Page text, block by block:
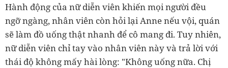
Hành động của nữ diễn viên khiến mọi người đều
ngỡ ngàng, nhân viên còn hỏi lại Anne nếu vội, quán
sẽ làm đồ uống thật nhanh để cô mang đi. Tuy nhiên,
nữ diễn viên chỉ tay vào nhân viên này và trả lời với
thái độ không mấy hài lòng: "Không uống nữa. Chị